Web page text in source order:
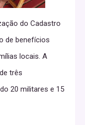
do Cadastro
de benefícios
locais. A
três
20 militares e 15